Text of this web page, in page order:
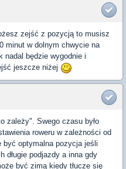
zejść z pozycją to musisz
minut w dolnym chwycie na
nadal będzie wygodnie i
jeszcze niżej
zależy". Swego czasu było
roweru w zależności od
optymalna pozycja jeśli
długie podjazdy a inna gdy
być zimą kiedy tłucze się